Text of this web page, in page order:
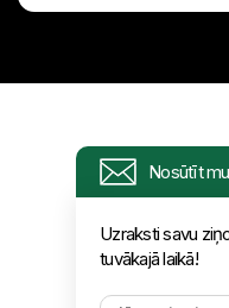
Nosūtīt
Uzraksti savu
tuvākajā laikā!